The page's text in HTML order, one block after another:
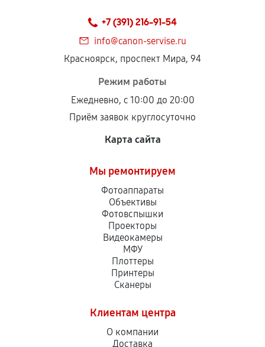
+7 (391) 216-91-54
info@canon-servise.ru
Красноярск, проспект Мира, 94
Режим работы
Ежедневно, с 10:00 до 20:00
Приём заявок круглосуточно
Карта сайта
Мы ремонтируем
Фотоаппараты
Объективы
Фотовспышки
Проекторы
Видеокамеры
МФУ
Плоттеры
Принтеры
Сканеры
Клиентам центра
О компании
Доставка